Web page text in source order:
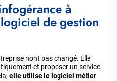
à
de gestion
n’ont pas changé. Elle
et proposer un service
elle utilise le logiciel métier